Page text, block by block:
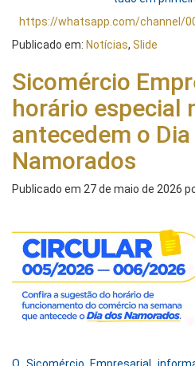
https://whatsapp.com/channel/
Publicado em: Notícias, Slide
Sicomércio
horário especial
antecedem o
Namorados
Publicado em 27 de maio de 2026